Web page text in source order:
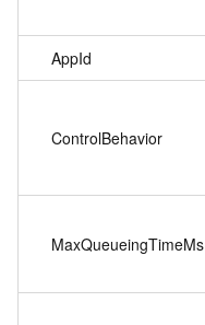
AppId
ControlBehavior
MaxQueueingTimeMs